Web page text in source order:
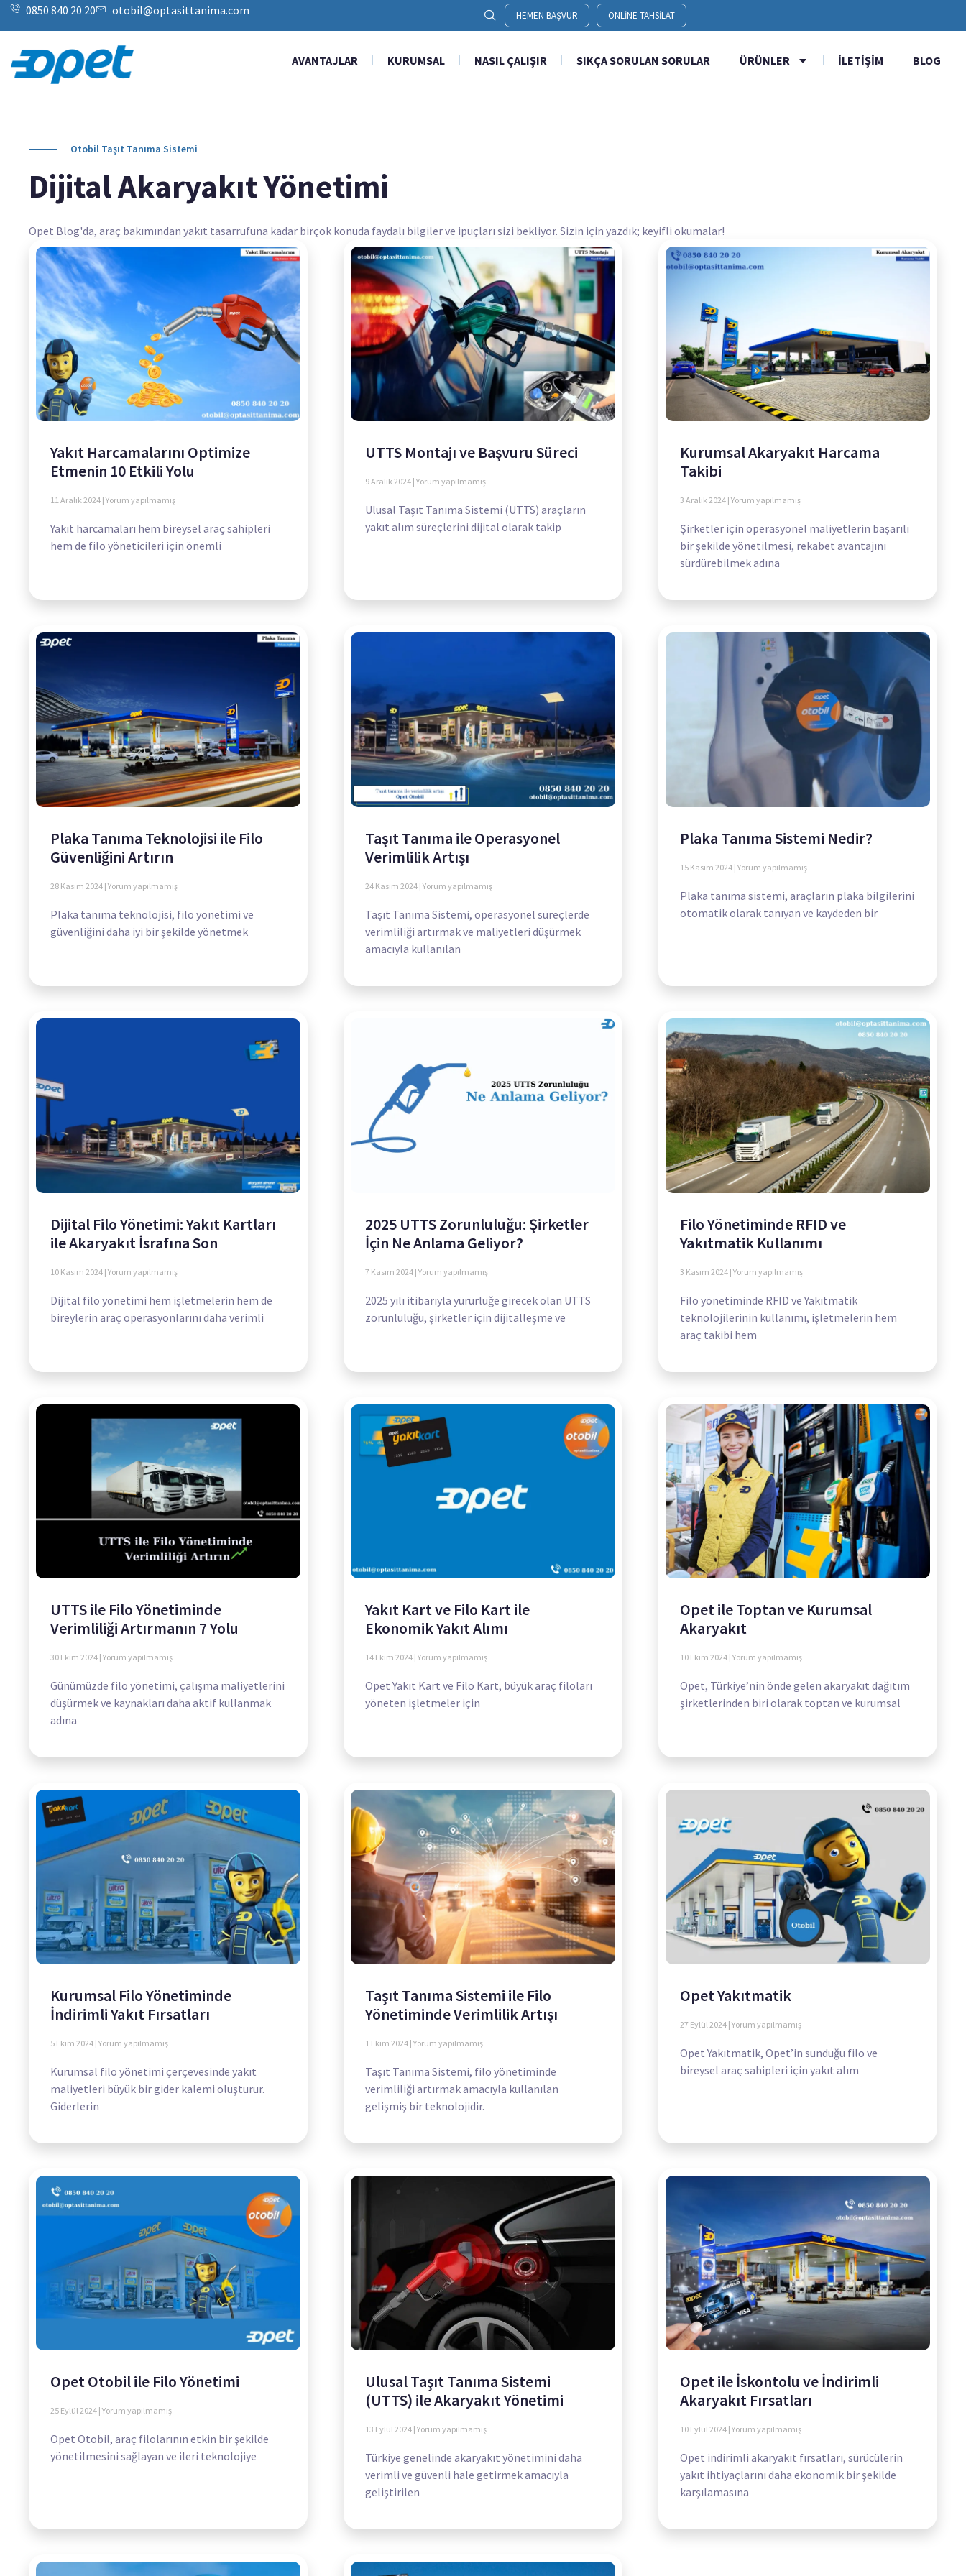
0850 840 20 20 otobil@optasittanima.com HEMEN BAŞVUR ONLINE TAHSILAT
AVANTAJLAR KURUMSAL NASIL ÇALIŞIR SIKÇA SORULAN SORULAR ÜRÜNLER İLETIŞIM BLOG
Otobil Taşıt Tanıma Sistemi
Dijital Akaryakıt Yönetimi
Opet Blog'da, araç bakımından yakıt tasarrufuna kadar birçok konuda faydalı bilgiler ve ipuçları sizi bekliyor. Sizin için yazdık; keyifli okumalar!
Yakıt Harcamalarını Optimize
Etmenin 10 Etkili Yolu
11 Aralık 2024 Yorum yapılmamış
Yakıt harcamaları hem bireysel araç sahipleri
hem de filo yöneticileri için önemli
UTTS Montajı ve Başvuru Süreci
9 Aralık 2024 Yorum yapılmamış
Ulusal Taşıt Tanıma Sistemi (UTTS) araçların
yakıt alım süreçlerini dijital olarak takip
Kurumsal Akaryakıt Harcama
Takibi
3 Aralık 2024 Yorum yapılmamış
Şirketler için operasyonel maliyetlerin başarılı
bir şekilde yönetilmesi, rekabet avantajını
sürdürebilmek adına
Plaka Tanıma Teknolojisi ile Filo
Güvenliğini Artırın
28 Kasım 2024 Yorum yapılmamış
Plaka tanıma teknolojisi, filo yönetimi ve
güvenliğini daha iyi bir şekilde yönetmek
Taşıt Tanıma ile Operasyonel
Verimlilik Artışı
24 Kasım 2024 Yorum yapılmamış
Taşıt Tanıma Sistemi, operasyonel süreçlerde
verimliliği artırmak ve maliyetleri düşürmek
amacıyla kullanılan
Plaka Tanıma Sistemi Nedir?
15 Kasım 2024 Yorum yapılmamış
Plaka tanıma sistemi, araçların plaka bilgilerini
otomatik olarak tanıyan ve kaydeden bir
Dijital Filo Yönetimi: Yakıt Kartları
ile Akaryakıt İsrafına Son
10 Kasım 2024 Yorum yapılmamış
Dijital filo yönetimi hem işletmelerin hem de
bireylerin araç operasyonlarını daha verimli
2025 UTTS Zorunluluğu: Şirketler
İçin Ne Anlama Geliyor?
7 Kasım 2024 Yorum yapılmamış
2025 yılı itibarıyla yürürlüğe girecek olan UTTS
zorunluluğu, şirketler için dijitalleşme ve
Filo Yönetiminde RFID ve
Yakıtmatik Kullanımı
3 Kasım 2024 Yorum yapılmamış
Filo yönetiminde RFID ve Yakıtmatik
teknolojilerinin kullanımı, işletmelerin hem
araç takibi hem
UTTS ile Filo Yönetiminde
Verimliliği Artırmanın 7 Yolu
30 Ekim 2024 Yorum yapılmamış
Günümüzde filo yönetimi, çalışma maliyetlerini
düşürmek ve kaynakları daha aktif kullanmak
adına
Yakıt Kart ve Filo Kart ile
Ekonomik Yakıt Alımı
14 Ekim 2024 Yorum yapılmamış
Opet Yakıt Kart ve Filo Kart, büyük araç filoları
yöneten işletmeler için
Opet ile Toptan ve Kurumsal
Akaryakıt
10 Ekim 2024 Yorum yapılmamış
Opet, Türkiye’nin önde gelen akaryakıt dağıtım
şirketlerinden biri olarak toptan ve kurumsal
Kurumsal Filo Yönetiminde
İndirimli Yakıt Fırsatları
5 Ekim 2024 Yorum yapılmamış
Kurumsal filo yönetimi çerçevesinde yakıt
maliyetleri büyük bir gider kalemi oluşturur.
Giderlerin
Taşıt Tanıma Sistemi ile Filo
Yönetiminde Verimlilik Artışı
1 Ekim 2024 Yorum yapılmamış
Taşıt Tanıma Sistemi, filo yönetiminde
verimliliği artırmak amacıyla kullanılan
gelişmiş bir teknolojidir.
Opet Yakıtmatik
27 Eylül 2024 Yorum yapılmamış
Opet Yakıtmatik, Opet’in sunduğu filo ve
bireysel araç sahipleri için yakıt alım
Opet Otobil ile Filo Yönetimi
25 Eylül 2024 Yorum yapılmamış
Opet Otobil, araç filolarının etkin bir şekilde
yönetilmesini sağlayan ve ileri teknolojiye
Ulusal Taşıt Tanıma Sistemi
(UTTS) ile Akaryakıt Yönetimi
13 Eylül 2024 Yorum yapılmamış
Türkiye genelinde akaryakıt yönetimini daha
verimli ve güvenli hale getirmek amacıyla
geliştirilen
Opet ile İskontolu ve İndirimli
Akaryakıt Fırsatları
10 Eylül 2024 Yorum yapılmamış
Opet indirimli akaryakıt fırsatları, sürücülerin
yakıt ihtiyaçlarını daha ekonomik bir şekilde
karşılamasına